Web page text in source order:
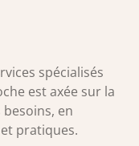
spécialisés
est axée sur la
en
pratiques.